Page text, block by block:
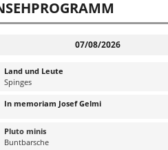
07/08/2026
Land und Leute
Spinges
In memoriam Josef Gelmi
Pluto minis
Buntbarsche